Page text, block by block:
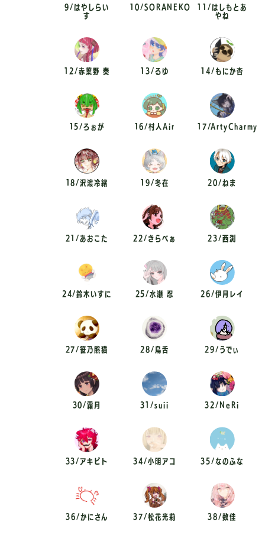
9/はやしらい
す
10/SORANEKO 11/はしもとあ
やね
12/赤葉野 奏 13/るゆ 14/もにか杏
15/ろぉが 16/村人Air 17/ArtyCharmy
18/沢渡冷緒 19/冬在 20/ねま
21/あおこた 22/きらべぁ 23/西渕
24/鈴木いすに 25/水瀬 忍 26/伊月レイ
27/笹乃熊猫 28/鳥舌 29/うでぃ
30/霜月 31/suii 32/NeRi
33/アキビト 34/小明アコ 35/なのふな
36/かにさん 37/松花光莉 38/数佳